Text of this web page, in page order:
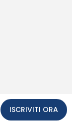
ISCRIVITI ORA